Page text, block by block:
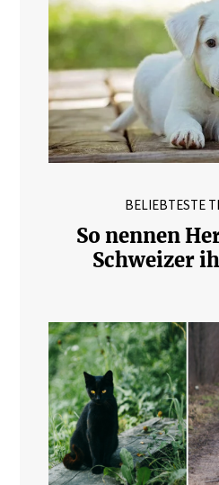
BELIEBTESTE
So nennen
Schweizer